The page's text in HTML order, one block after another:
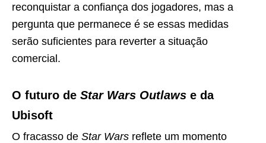
reconquistar a confiança dos jogadores, mas a
pergunta que permanece é se essas medidas
serão suficientes para reverter a situação
comercial.
O futuro de Star Wars Outlaws e da
Ubisoft
O fracasso de Star Wars reflete um momento